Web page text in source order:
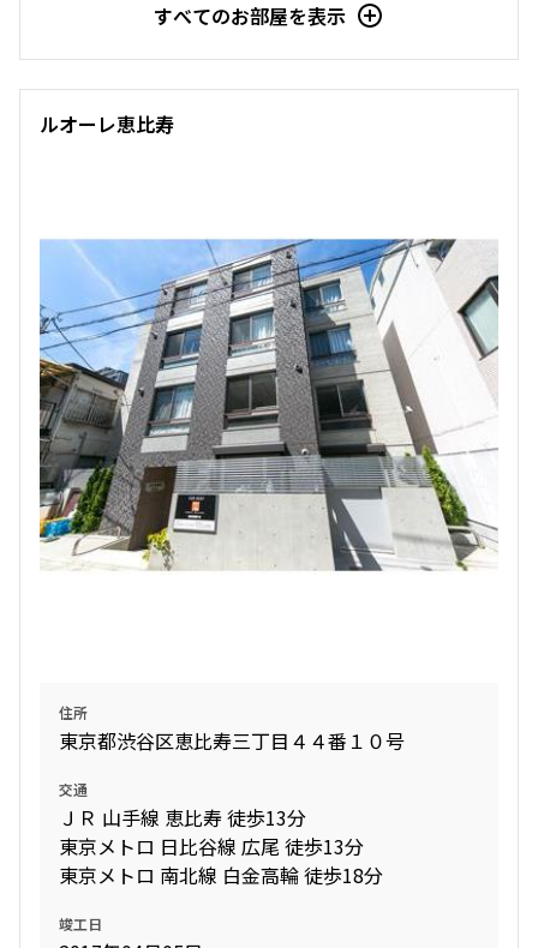
すべてのお部屋を表示
ルオーレ恵比寿
住所
東京都渋谷区恵比寿三丁目４４番１０号
交通
ＪＲ 山手線 恵比寿 徒歩13分
東京メトロ 日比谷線 広尾 徒歩13分
東京メトロ 南北線 白金高輪 徒歩18分
竣工日